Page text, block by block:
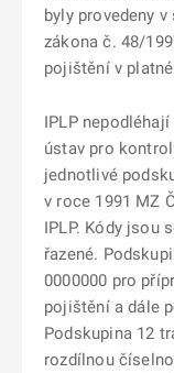
byly provedeny
zákona č. 48/
pojištění v
IPLP
ústav pro
jednotlivé
v roce 1991 MZ
IPLP. Kódy jsou
řazené.
0000000 pro
pojištění a dále
Podskupina 12
rozdílnou